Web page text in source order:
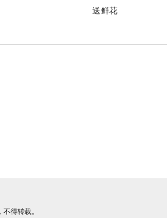
送鲜花
得转载。